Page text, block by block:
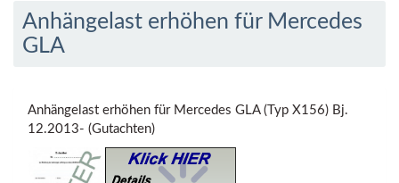
Anhängelast erhöhen für Mercedes
GLA
Anhängelast erhöhen für Mercedes GLA (Typ X156) Bj.
12.2013- (Gutachten)